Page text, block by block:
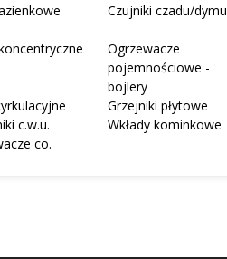
Czujniki czadu/dymu
Ogrzewacze
pojemnościowe -
bojlery
Grzejniki płytowe
c.w.u.
Wkłady kominkowe
co.